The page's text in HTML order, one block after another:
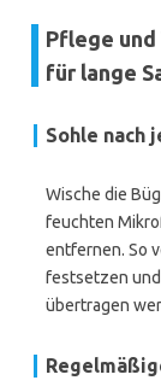
Pflege
für lange
Sohle nach
Wische die
feuchten
entfernen. So
festsetzen
übertragen